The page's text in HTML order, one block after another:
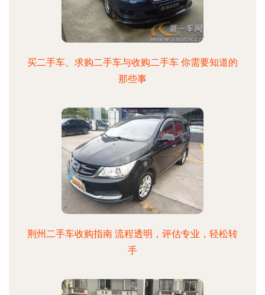
买二手车、求购二手车与收购二手车 你需要知道的
那些事
荆州二手车收购指南 流程透明，评估专业，轻松转
手